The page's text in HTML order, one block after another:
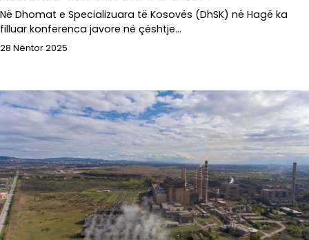
Në Dhomat e Specializuara të Kosovës (DhSK) në Hagë ka
filluar konferenca javore në çështje…
28 Nëntor 2025